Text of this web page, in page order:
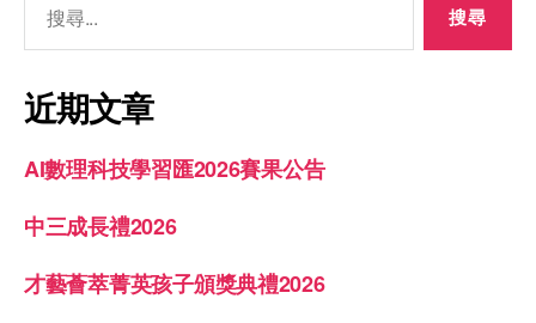
近期文章
AI數理科技學習匯2026賽果公告
中三成長禮2026
才藝薈萃菁英孩子頒獎典禮2026